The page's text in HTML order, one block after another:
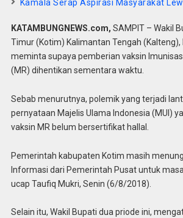
Kamala Serap Aspirasi Masyarakat
KATAMBUNGNEWS.com, SAMPIT – Wakil
Timur (Kotim) Kalimantan Tengah (Kalteng),
meminta supaya pemberian vaksin
(MR) dihentikan sementara waktu.
Sebab menurutnya, polemik yang terjadi
pernyataan Majelis Ulama Indonesia (MUI)
vaksin MR belum bersertifikat hallal.
Pemerintah kabupaten Kotim masih
Informasi dari Pemerintah Pusat untuk
ucap Taufiq Mukri, Senin (6/8/2018).
Selain itu, Wakil Bupati dua priode ini,